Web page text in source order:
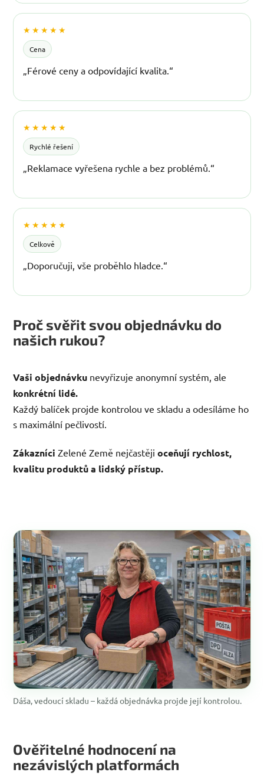
★★★★★
Cena
„Férové ceny a odpovídající kvalita.“
★★★★★
Rychlé řešení
„Reklamace vyřešena rychle a bez problémů.“
★★★★★
Celkově
„Doporučuji, vše proběhlo hladce.“
Proč svěřit svou objednávku do
našich rukou?
Vaši objednávku nevyřizuje anonymní systém, ale
konkrétní lidé.
Každý balíček projde kontrolou ve skladu a odesíláme ho
s maximální pečlivostí.
Zákazníci Zelené Země nejčastěji oceňují rychlost,
kvalitu produktů a lidský přístup.
Dáša, vedoucí skladu – každá objednávka projde její kontrolou.
Ověřitelné hodnocení na
nezávislých platformách